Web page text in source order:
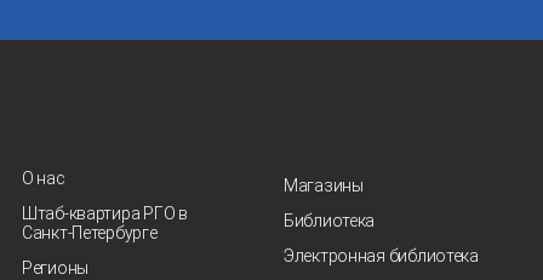
О нас
Штаб-квартира РГО в
Санкт‑Петербурге
Регионы
Магазины
Библиотека
Электронная библиотека